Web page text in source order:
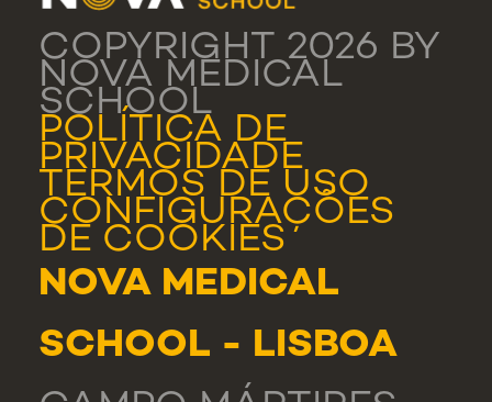
COPYRIGHT 2026 BY
NOVA MEDICAL
SCHOOL
POLÍTICA DE
PRIVACIDADE
TERMOS DE USO
CONFIGURAÇÕES
DE COOKIES
NOVA MEDICAL
SCHOOL - LISBOA